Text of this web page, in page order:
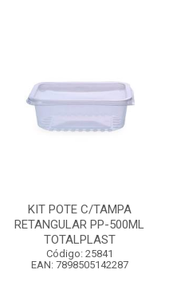
KIT POTE C/TAMPA
RETANGULAR PP-500ML
TOTALPLAST
Código: 25841
EAN: 7898505142287